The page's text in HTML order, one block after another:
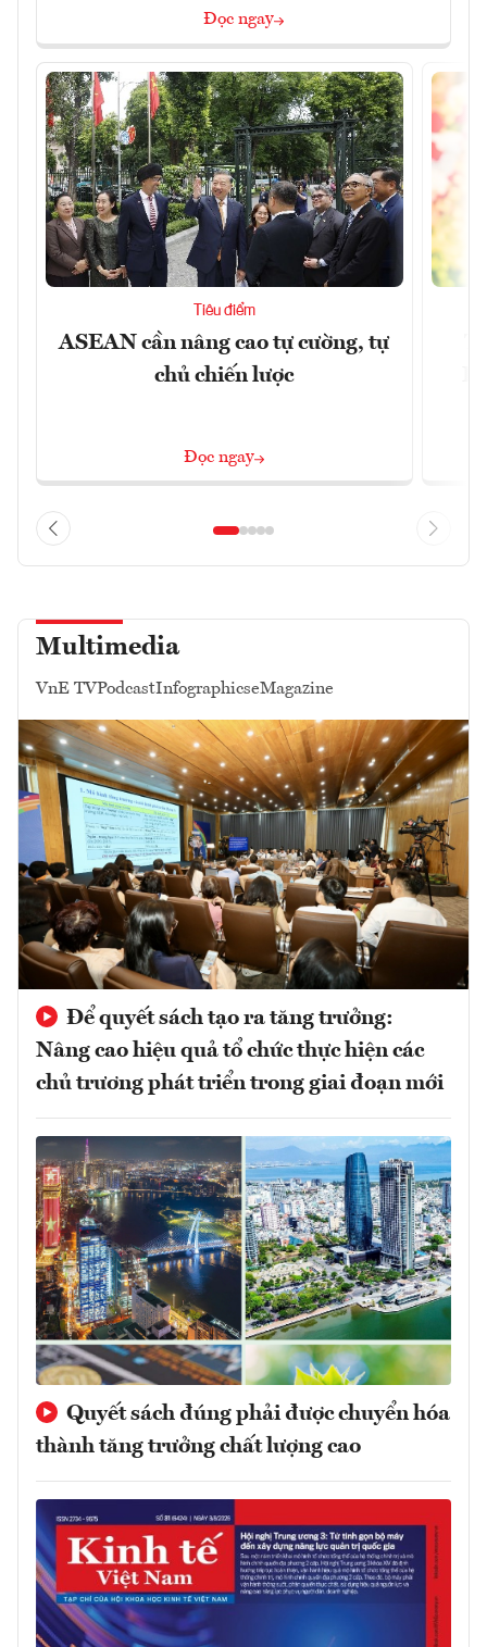
Đọc ngay
Tiêu điểm
ASEAN cần nâng cao tự cường, tự
chủ chiến lược
Đọc ngay
Multimedia
VnE TVPodcastInfographicseMagazine
Để quyết sách tạo ra tăng trưởng:
Nâng cao hiệu quả tổ chức thực hiện các
chủ trương phát triển trong giai đoạn mới
Quyết sách đúng phải được chuyển hóa
thành tăng trưởng chất lượng cao